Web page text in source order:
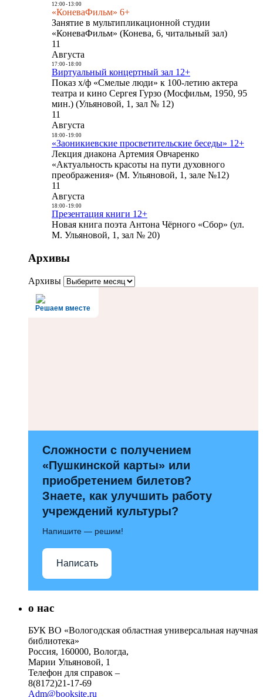
12:00- 13:00
«КоневаФильм» 6+
Занятие в мультипликационной студии
«КоневаФильм» (Конева, 6, читальный зал)
11
Августа
17:00- 18:00
Виртуальный концертный зал 12+
Показ х/ф «Смелые люди» к 100-летию актера
театра и кино Сергея Гурзо (Мосфильм, 1950, 95
мин.) (Ульяновой, 1, зал № 12)
11
Августа
18:00- 19:00
«Заоникиевские просветительские беседы» 12+
Лекция диакона Артемия Овчаренко
«Актуальность красоты на пути духовного
преображения» (М. Ульяновой, 1, зале №12)
11
Августа
18:00- 19:00
Презентация книги 12+
Новая книга поэта Антона Чёрного «Сбор» (ул.
М. Ульяновой, 1, зал № 20)
Архивы
Архивы
Решаем вместе
Сложности с получением
«Пушкинской карты» или
приобретением билетов?
Знаете, как улучшить работу
учреждений культуры?
Напишите — решим!
Написать
о нас
БУК ВО «Вологодская областная универсальная научная
библиотека»
Россия, 160000, Вологда,
Марии Ульяновой, 1
Телефон для справок –
8(8172)21-17-69
Adm@booksite.ru